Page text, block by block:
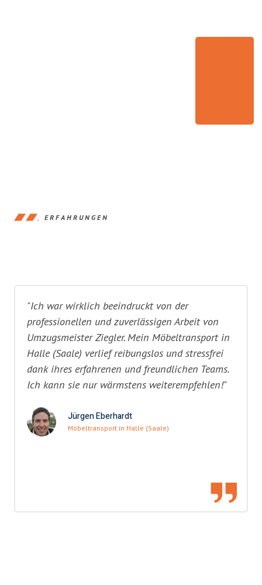
ERFAHRUNGEN
"Ich war wirklich beeindruckt von der
professionellen und zuverlässigen Arbeit von
Umzugsmeister Ziegler. Mein Möbeltransport in
Halle (Saale) verlief reibungslos und stressfrei
dank ihres erfahrenen und freundlichen Teams.
Ich kann sie nur wärmstens weiterempfehlen!"
Jürgen Eberhardt
Möbeltransport in Halle (Saale)